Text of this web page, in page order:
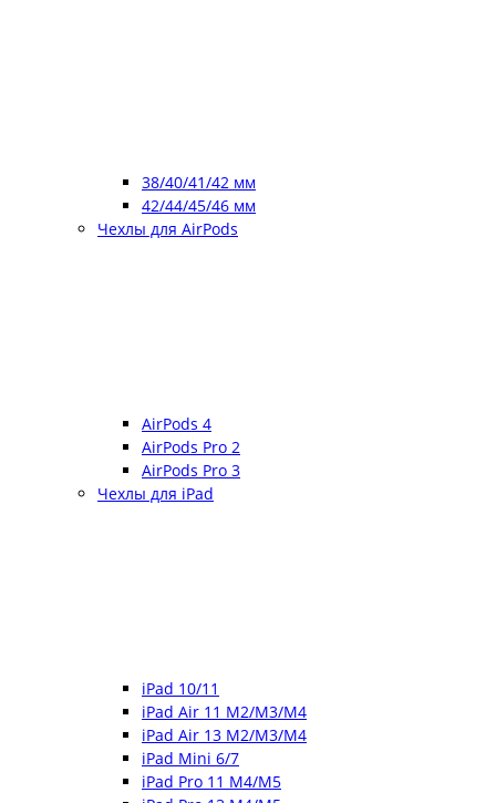
38/40/41/42 мм
42/44/45/46 мм
Чехлы для AirPods
AirPods 4
AirPods Pro 2
AirPods Pro 3
Чехлы для iPad
iPad 10/11
iPad Air 11 M2/M3/M4
iPad Air 13 M2/M3/M4
iPad Mini 6/7
iPad Pro 11 M4/M5